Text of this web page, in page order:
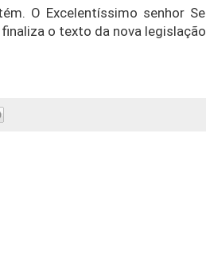
O Excelentíssimo senhor
o texto da nova